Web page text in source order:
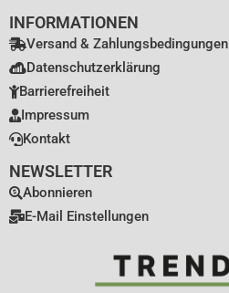
INFORMATIONEN
Versand & Zahlungsbedingungen
Datenschutzerklärung
Barrierefreiheit
Impressum
Kontakt
NEWSLETTER
Abonnieren
E-Mail Einstellungen